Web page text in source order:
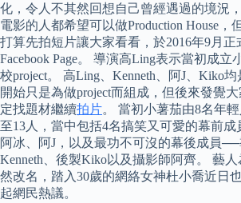
化，令人不其然回想自己曾經遇過的境況
電影的人都希望可以做Production House，
打算先拍短片讓大家看看，於2016年9月
Facebook Page。 導演高Ling表示當初成立
校project。 高Ling、Kenneth、阿J、Kiko
開始只是為做project而組成，但後來發覺
定找題材繼續拍片。 當初小薯茄由8名年
至13人，當中包括4名搞笑又可愛的幕前成
阿冰、阿J，以及最功不可沒的幕後成員
Kenneth、後製Kiko以及攝影師阿齊。 藝
然改名，踏入30歲的網絡女神杜小喬近日
起網民熱議。